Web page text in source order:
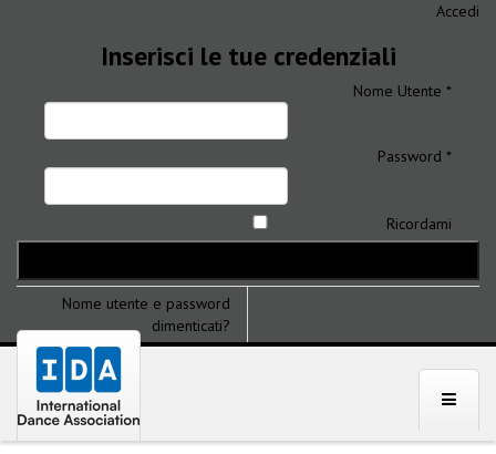
Accedi
Inserisci le tue credenziali
Nome Utente *
Password *
Ricordami
Nome utente e password
dimenticati?